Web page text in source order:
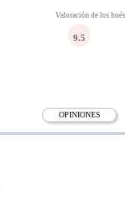
OPINIONES
Valoración de los
9.5